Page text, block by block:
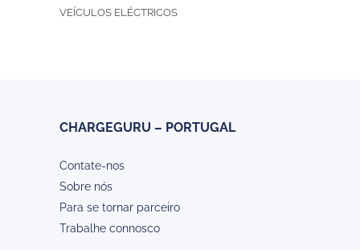
VEÍCULOS ELÉCTRICOS
CHARGEGURU – PORTUGAL
Contate-nos
Sobre nós
Para se tornar parceiro
Trabalhe connosco